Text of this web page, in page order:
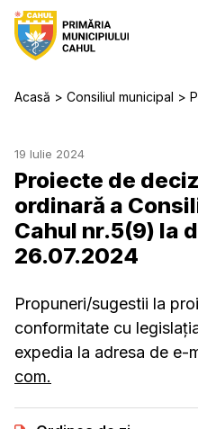
Acasă Consiliul municipal
19 Iulie 2024
Proiecte de
ordinară a
Cahul nr.5(9) la
26.07.2024
Propuneri/sugestii la
conformitate cu
expedia la adresa de e-
com.